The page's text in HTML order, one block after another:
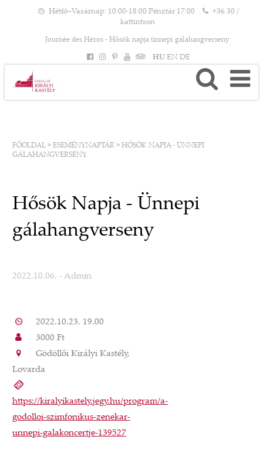
Hétfő–Vasárnap: 10:00-18:00 Pénztár 17:00
+36 30 /
kattintson
Journée des Héros - Hősök napja ünnepi gálahangverseny
HU EN DE
FŐOLDAL > ESEMÉNYNAPTÁR > HŐSÖK NAPJA - ÜNNEPI
GÁLAHANGVERSENY
Hősök Napja - Ünnepi
gálahangverseny
2022.10.06. - Admin
2022.10.23. 19.00
3000 Ft
Gödöllői Királyi Kastély,
Lovarda
https://kiralyikastely.jegy.hu/program/a-
godolloi-szimfonikus-zenekar-
unnepi-galakoncertje-139527